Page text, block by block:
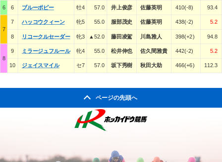
6 6 ブルーポピー 牡4 57.0 井上俊彦 佐藤英明 410(-8) 93.4
7
7 ハッコウクィーン 牝5 55.0 服部茂史 佐藤英明 438(-2) 5.2
8 リコークルセーダー 牝3 ▲52.0 藤田凌駕 川島雅人 398(+2) 94.8
8
9 ミラージュフルール 牝4 55.0 松井伸也 佐久間雅貴 442(-2) 5.2
10 ジェイスマイル セ7 57.0 坂下秀樹 秋田大助 466(+6) 112.3
ページの先頭へ